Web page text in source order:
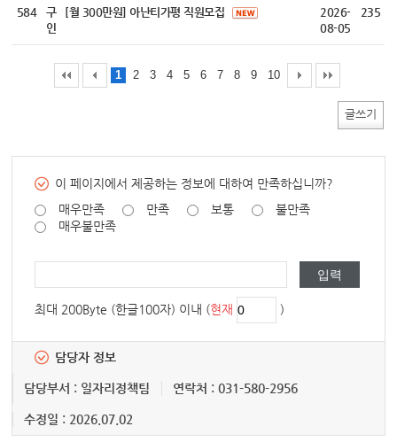
584
구
인
[월 300만원] 아난티가평 직원모집
2026-
08-05
235
1 2 3 4 5 6 7 8 9 10
글쓰기
이 페이지에서 제공하는 정보에 대하여 만족하십니까?
매우만족
만족 보통
불만족
매우불만족
최대 200Byte (한글100자) 이내 (현재 )
담당자 정보
담당부서 : 일자리정책팀 연락처 : 031-580-2956
수정일 : 2026.07.02